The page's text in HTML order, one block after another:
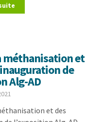
méthanisation et
de
Alg-AD
et des